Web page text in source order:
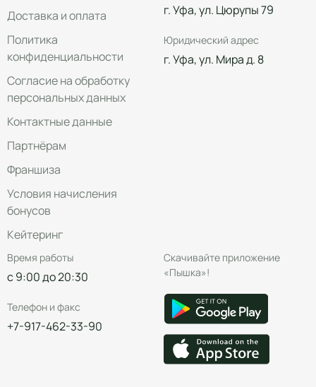
Доставка и оплата
Политика
конфиденциальности
Согласие на обработку
персональных данных
Контактные данные
Партнёрам
Франшиза
Условия начисления
бонусов
Кейтеринг
г. Уфа, ул. Цюрупы 79
Юридический адрес
г. Уфа, ул. Мира д. 8
Время работы
с 9:00 до 20:30
Телефон и факс
+7-917-462-33-90
Скачивайте приложение
«Пышка»!